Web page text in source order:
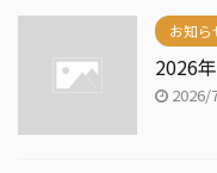
お知ら
2026
2026/